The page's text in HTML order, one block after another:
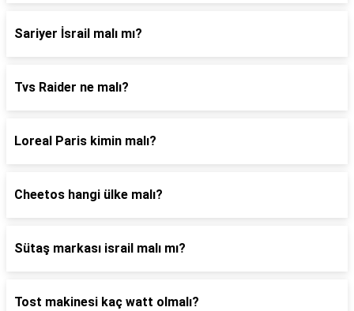
Sariyer İsrail malı mı?
Tvs Raider ne malı?
Loreal Paris kimin malı?
Cheetos hangi ülke malı?
Sütaş markası israil malı mı?
Tost makinesi kaç watt olmalı?